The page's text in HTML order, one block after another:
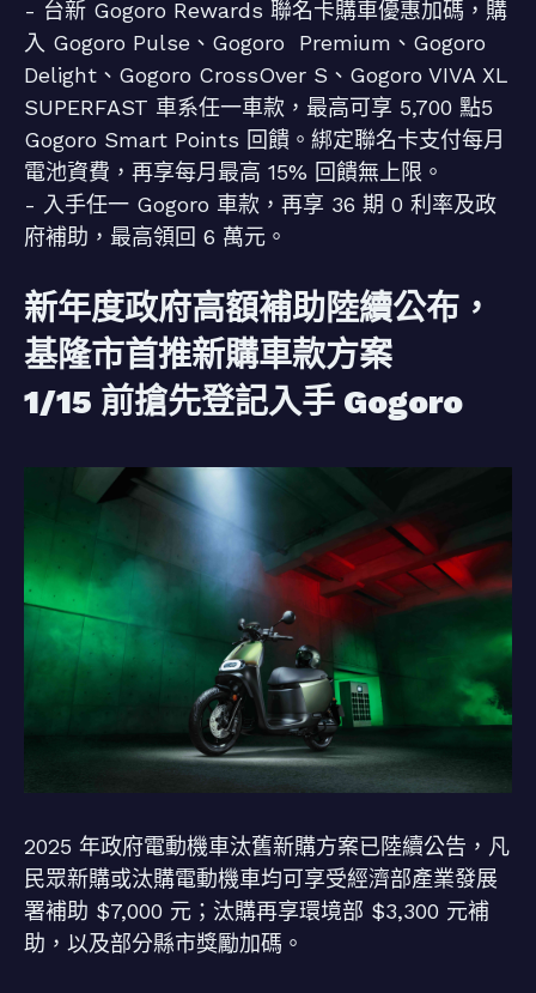
- 台新 Gogoro Rewards 聯名卡購車優惠加碼，購
入 Gogoro Pulse、Gogoro Premium、Gogoro
Delight、Gogoro CrossOver S、Gogoro VIVA XL
SUPERFAST 車系任一車款，最高可享 5,700 點5
Gogoro Smart Points 回饋。綁定聯名卡支付每月
電池資費，再享每月最高 15% 回饋無上限。
- 入手任一 Gogoro 車款，再享 36 期 0 利率及政
府補助，最高領回 6 萬元。
新年度政府高額補助陸續公布，
基隆市首推新購車款方案
1/15 前搶先登記入手 Gogoro
2025 年政府電動機車汰舊新購方案已陸續公告，凡
民眾新購或汰購電動機車均可享受經濟部產業發展
署補助 $7,000 元；汰購再享環境部 $3,300 元補
助，以及部分縣市獎勵加碼。